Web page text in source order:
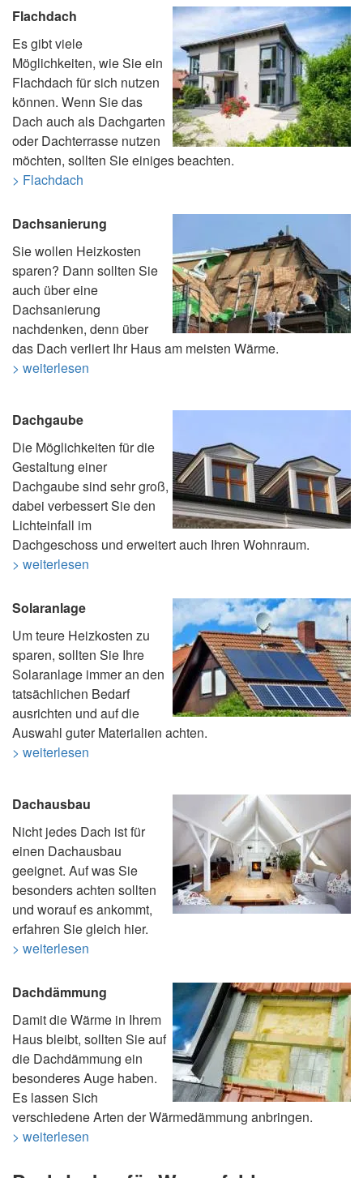
Flachdach
Es gibt viele
Möglichkeiten, wie Sie ein
Flachdach für sich nutzen
können. Wenn Sie das
Dach auch als Dachgarten
oder Dachterrasse nutzen
möchten, sollten Sie einiges beachten.
> Flachdach
Dachsanierung
Sie wollen Heizkosten
sparen? Dann sollten Sie
auch über eine
Dachsanierung
nachdenken, denn über
das Dach verliert Ihr Haus am meisten Wärme.
> weiterlesen
Dachgaube
Die Möglichkeiten für die
Gestaltung einer
Dachgaube sind sehr groß,
dabei verbessert Sie den
Lichteinfall im
Dachgeschoss und erweitert auch Ihren Wohnraum.
> weiterlesen
Solaranlage
Um teure Heizkosten zu
sparen, sollten Sie Ihre
Solaranlage immer an den
tatsächlichen Bedarf
ausrichten und auf die
Auswahl guter Materialien achten.
> weiterlesen
Dachausbau
Nicht jedes Dach ist für
einen Dachausbau
geeignet. Auf was Sie
besonders achten sollten
und worauf es ankommt,
erfahren Sie gleich hier.
> weiterlesen
Dachdämmung
Damit die Wärme in Ihrem
Haus bleibt, sollten Sie auf
die Dachdämmung ein
besonderes Auge haben.
Es lassen Sich
verschiedene Arten der Wärmedämmung anbringen.
> weiterlesen